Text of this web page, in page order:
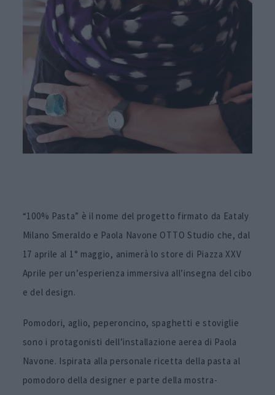
“100% Pasta” è il nome del progetto firmato da Eataly
Milano Smeraldo e Paola Navone OTTO Studio che, dal
17 aprile al 1° maggio, animerà lo store di Piazza XXV
Aprile per un’esperienza immersiva all’insegna del cibo
e del design.
Pomodori, aglio, peperoncino, spaghetti e stoviglie
sono i protagonisti dell’installazione aerea di Paola
Navone. Ispirata alla personale ricetta della pasta al
pomodoro della designer e parte della mostra-